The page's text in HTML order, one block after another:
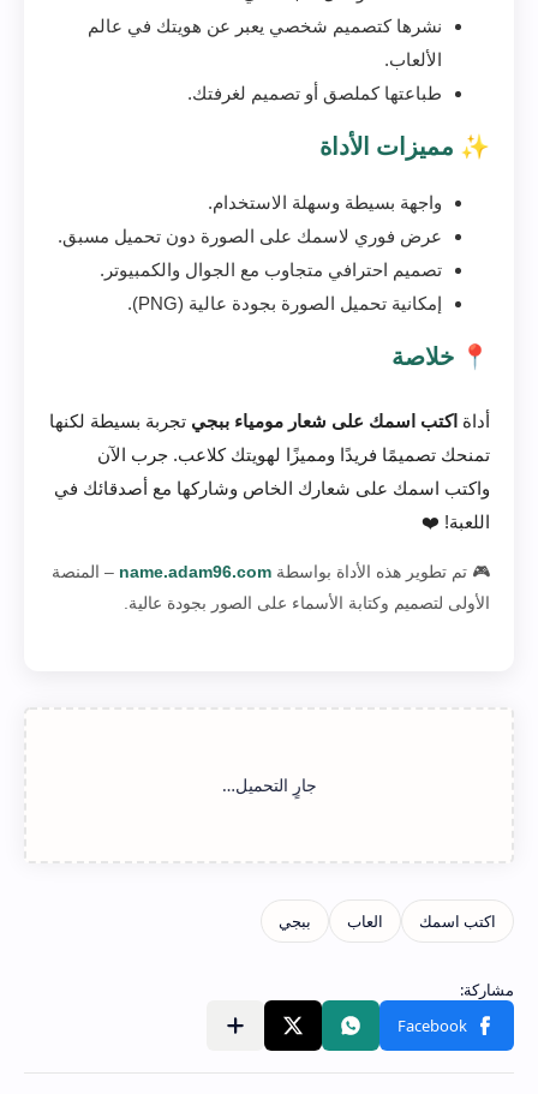
نشرها كتصميم شخصي يعبر عن هويتك في عالم
الألعاب.
طباعتها كملصق أو تصميم لغرفتك.
✨ مميزات الأداة
واجهة بسيطة وسهلة الاستخدام.
عرض فوري لاسمك على الصورة دون تحميل مسبق.
تصميم احترافي متجاوب مع الجوال والكمبيوتر.
إمكانية تحميل الصورة بجودة عالية (PNG).
📍 خلاصة
أداة اكتب اسمك على شعار مومياء ببجي تجربة بسيطة لكنها
تمنحك تصميمًا فريدًا ومميزًا لهويتك كلاعب. جرب الآن
واكتب اسمك على شعارك الخاص وشاركها مع أصدقائك في
اللعبة! ❤️
🎮 تم تطوير هذه الأداة بواسطة name.adam96.com – المنصة
الأولى لتصميم وكتابة الأسماء على الصور بجودة عالية.